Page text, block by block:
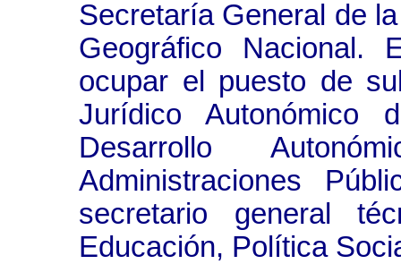
Secretaría General de
Geográfico
ocupar el puesto de
Jurídico Autonómico
Desarrollo
Administraciones
secretario general
Educación, Política